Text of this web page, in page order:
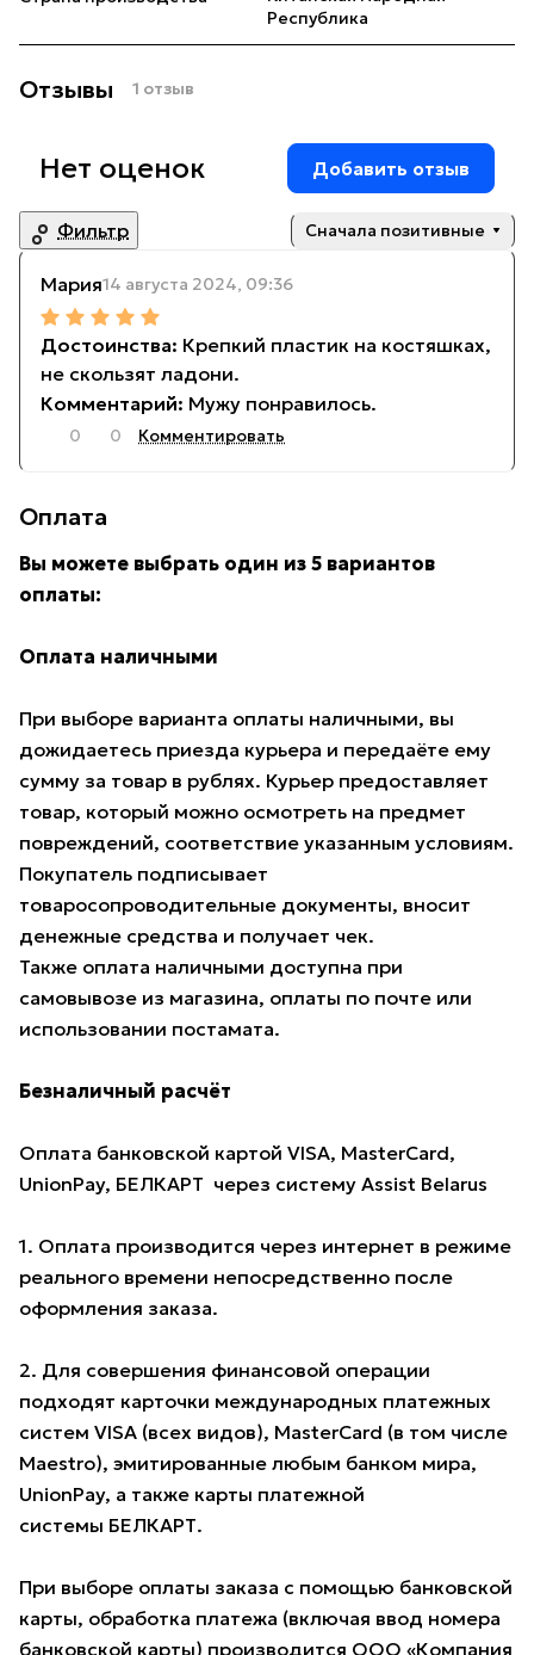
Республика
Отзывы 1 отзыв
Фильтр Сначала позитивные
Мария14 августа 2024, 09:36
Крепкий пластик на костяшках,
не скользят ладони.
Мужу понравилось.
0 0 Комментировать
Нет оценок Добавить отзыв
Оплата
Вы можете выбрать один из 5 вариантов
оплаты:
Оплата наличными
При выборе варианта оплаты наличными, вы
дожидаетесь приезда курьера и передаёте ему
сумму за товар в рублях. Курьер предоставляет
товар, который можно осмотреть на предмет
повреждений, соответствие указанным условиям.
Покупатель подписывает
товаросопроводительные документы, вносит
денежные средства и получает чек.
Также оплата наличными доступна при
самовывозе из магазина, оплаты по почте или
использовании постамата.
Безналичный расчёт
Оплата банковской картой VISA, MasterCard,
UnionPay, БЕЛКАРТ через систему Assist Belarus
1. Оплата производится через интернет в режиме
реального времени непосредственно после
оформления заказа.
2. Для совершения финансовой операции
подходят карточки международных платежных
систем VISA (всех видов), MasterCard (в том числе
Maestro), эмитированные любым банком мира,
UnionPay, а также карты платежной
системы БЕЛКАРТ.
При выборе оплаты заказа с помощью банковской
карты, обработка платежа (включая ввод номера
банковской карты) производится ООО «Компания